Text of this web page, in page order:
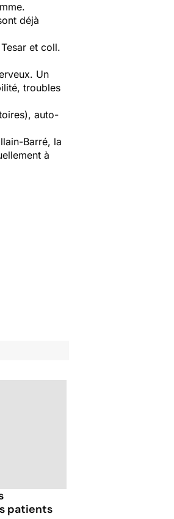
déjà
et coll.
Un
troubles
auto-
Barré, la
à
patients